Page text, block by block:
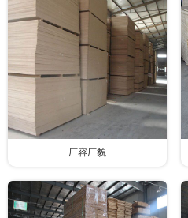
厂容厂貌